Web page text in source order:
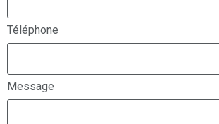
Téléphone
Message